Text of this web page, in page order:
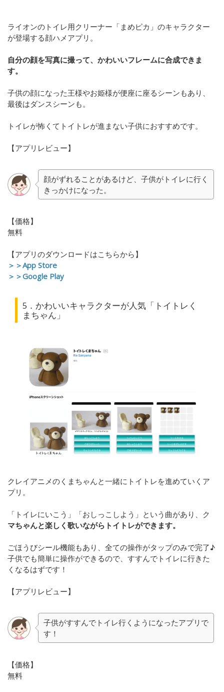
ライオンのトイレ用クリーナー「まめピカ」のキャラクター
が登場する顔ハメアプリ。
自分の顔を写真に撮って、かわいいフレームに合成できま
す。
子供の顔になった王様やお姫様が便座に座るシーンもあり、
最後はダンスシーンも。
トイレが怖くてトイトレが進まない子供におすすめです。
【アプリレビュー】
顔がずれることがあるけど、子供がトイレに行く
きっかけになった。
【価格】
無料
【アプリのダウンロードはこちらから】
＞＞App Store
＞＞Google Play
5．かわいいキャラクターが人気「トイトレく
まちゃん」
クレイアニメのくまちゃんと一緒にトイトレを進めていくア
プリ。
「トイレにいこう」「おしっこしよう」という曲があり、ク
マちゃんと楽しく歌いながらトイトレができます。
ごほうびシール機能もあり、全ての操作がタップのみで完了♪
子供でも簡単に操作ができるので、すすんでトイレに行きた
くなるはずです！
【アプリレビュー】
子供がすすんでトイレ行くようになったアプリで
す！
【価格】
無料